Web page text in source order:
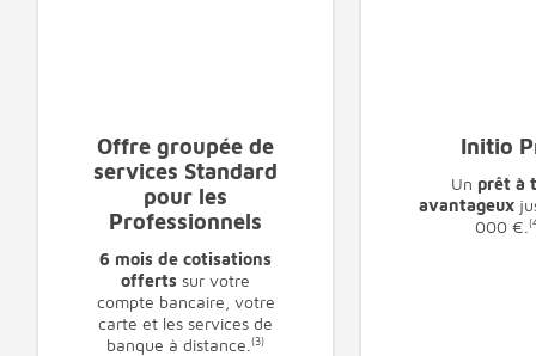
Offre groupée de
services Standard
pour les
Professionnels
6 mois de cotisations
offerts sur votre
compte bancaire, votre
carte et les services de
banque à distance. (3)
Initio
Un prêt à
avantageux
000 €.